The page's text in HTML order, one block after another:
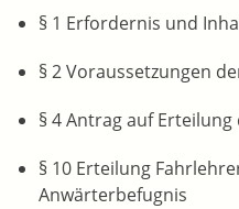
§ 1 Erfordernis und
§ 2 Voraussetzungen
§ 4 Antrag auf
§ 10 Erteilung
Anwärterbefugnis